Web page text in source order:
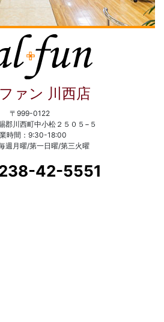
ァン 川西店
〒999-0122
郡川西町中小松２５０５−５
時間：9:30-18:00
週月曜/第一日曜/第三火曜
42-5551